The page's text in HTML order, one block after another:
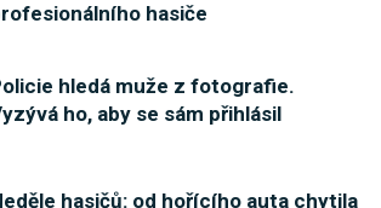
hasiče
hledá muže z fotografie.
ho, aby se sám přihlásil
hasičů: od hořícího auta chytila